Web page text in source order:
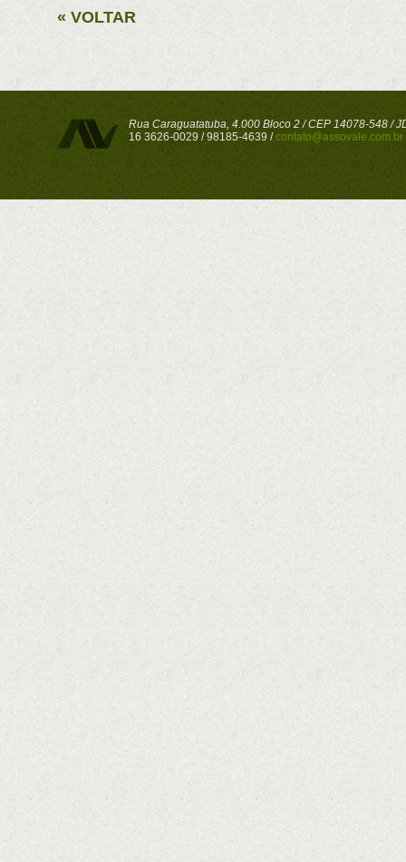
« VOLTAR
Rua Caraguatatuba, 4.000 Bloco 2 / CEP 14078-548 /
16 3626-0029 / 98185-4639 /contato@assovale.com.br